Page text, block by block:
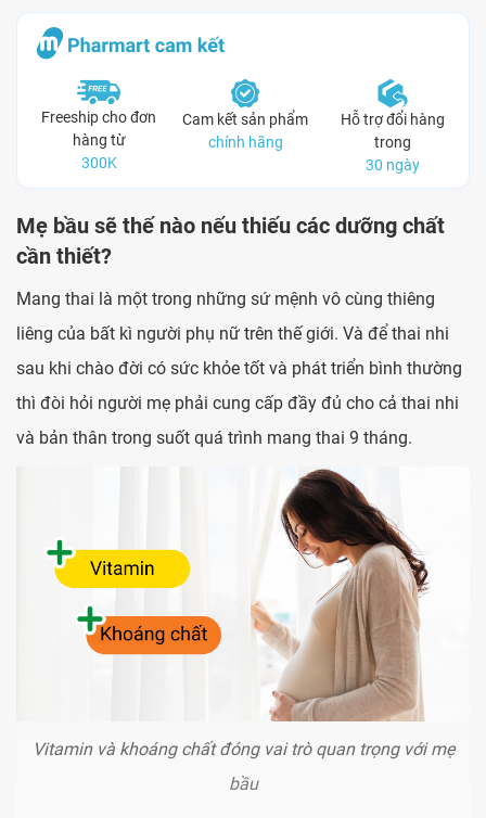
Freeship cho đơn
hàng từ
300K
Cam kết sản phẩm
chính hãng
Hỗ trợ đổi hàng
trong
30 ngày
Mẹ bầu sẽ thế nào nếu thiếu các dưỡng chất
cần thiết?
Mang thai là một trong những sứ mệnh vô cùng thiêng
liêng của bất kì người phụ nữ trên thế giới. Và để thai nhi
sau khi chào đời có sức khỏe tốt và phát triển bình thường
thì đòi hỏi người mẹ phải cung cấp đầy đủ cho cả thai nhi
và bản thân trong suốt quá trình mang thai 9 tháng.
Vitamin và khoáng chất đóng vai trò quan trọng với mẹ
bầu